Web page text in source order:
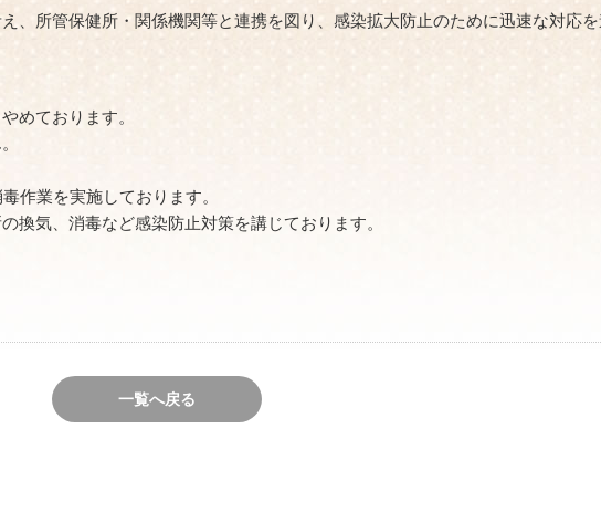
、所管保健所・関係機関等と連携を図り、感染拡大防止のために迅速な対応
めております。
業を実施しております。
気、消毒など感染防止対策を講じております。
一覧へ戻る